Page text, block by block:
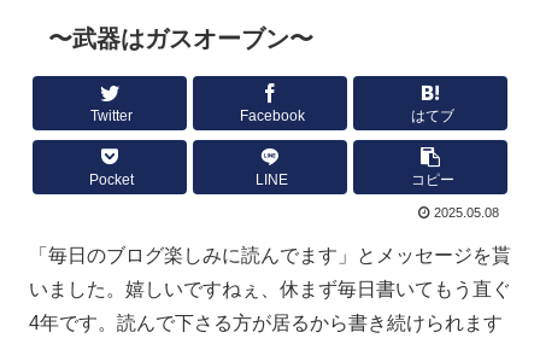
〜武器はガスオーブン〜
Twitter Facebook はてブ
Pocket LINE コピー
2025.05.08
「毎日のブログ楽しみに読んでます」とメッセージを貰
いました。嬉しいですねぇ、休まず毎日書いてもう直ぐ
4年です。読んで下さる方が居るから書き続けられます